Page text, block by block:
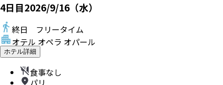
4日目2026/9/16（水）
終日 フリータイム
オテル オペラ オパール
ホテル詳細
食事なし
パリ